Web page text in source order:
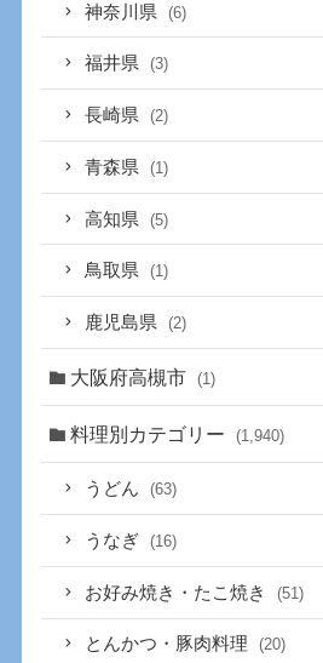
神奈川県 (6)
福井県 (3)
長崎県 (2)
青森県 (1)
高知県 (5)
鳥取県 (1)
鹿児島県 (2)
大阪府高槻市 (1)
料理別カテゴリー (1,940)
うどん (63)
うなぎ (16)
お好み焼き・たこ焼き (51)
とんかつ・豚肉料理 (20)